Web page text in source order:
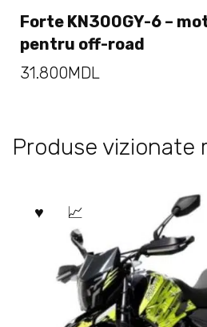
Forte KN300GY-6 –
pentru off-road
31.800MDL
Produse vizionate